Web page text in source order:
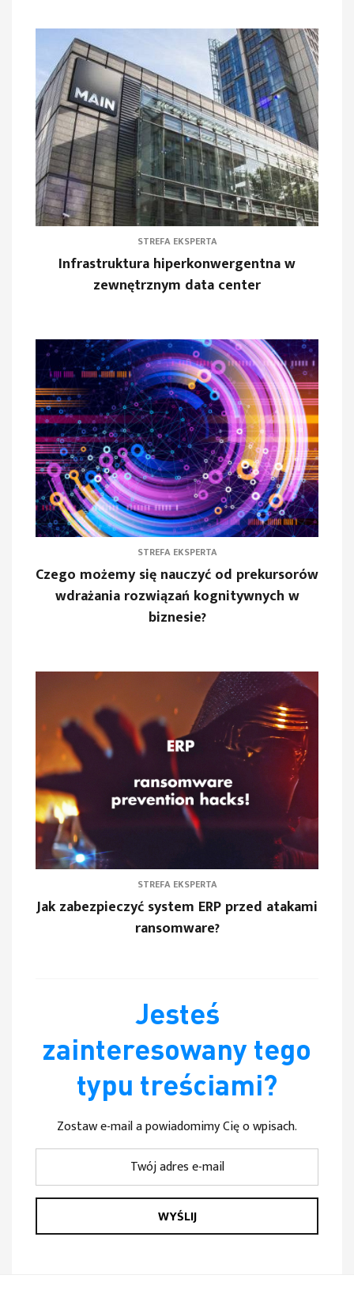
STREFA EKSPERTA
Infrastruktura hiperkonwergentna w
zewnętrznym data center
STREFA EKSPERTA
Czego możemy się nauczyć od prekursorów
wdrażania rozwiązań kognitywnych w
biznesie?
STREFA EKSPERTA
Jak zabezpieczyć system ERP przed atakami
ransomware?
Jesteś
zainteresowany tego
typu treściami?
Zostaw e-mail a powiadomimy Cię o wpisach.
WYŚLIJ